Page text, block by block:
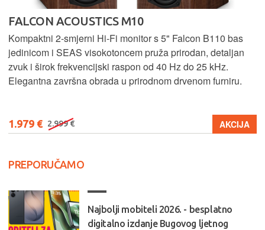
FALCON ACOUSTICS M10
Kompaktni 2-smjerni Hi-Fi monitor s 5" Falcon B110 bas
jedinicom i SEAS visokotoncem pruža prirodan, detaljan
zvuk i širok frekvencijski raspon od 40 Hz do 25 kHz.
Elegantna završna obrada u prirodnom drvenom furniru.
1.979 € 2.999 € AKCIJA
PREPORUČAMO
Najbolji mobiteli 2026. - besplatno
digitalno izdanje Bugovog ljetnog